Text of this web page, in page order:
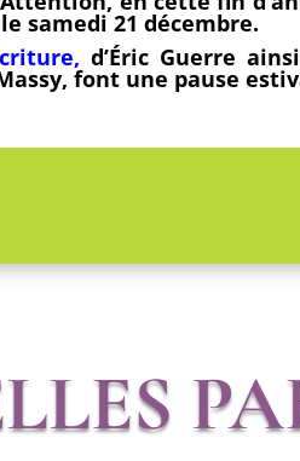
samedi 21 décembre.
d’Éric Guerre
font une pause